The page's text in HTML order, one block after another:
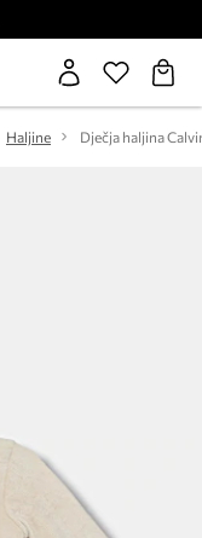
Haljine Dječja haljina